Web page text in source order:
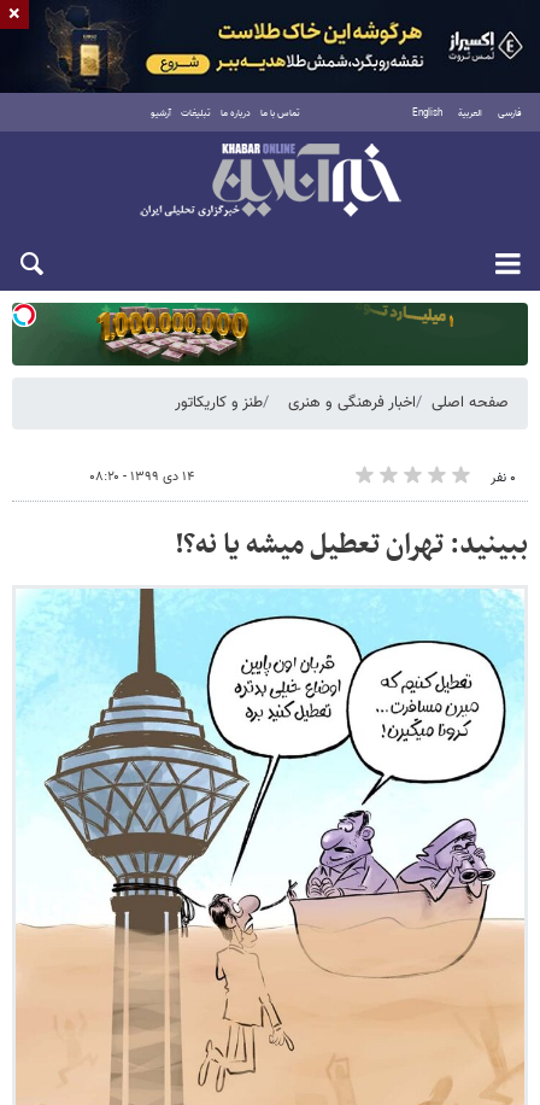
فارسی العربية English تماس با ما درباره ما تبلیغات آرشیو
یکشنبه ۱۸ مرداد ۱۴۰۵
صفحه اصلی اخبار فرهنگی و هنری طنز و کاریکاتور
۰ نفر ۱۴ دی ۱۳۹۹ - ۰۸:۲۰
ببینید: تهران تعطیل میشه یا نه؟!
×